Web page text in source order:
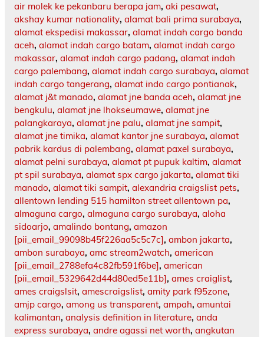
air molek ke pekanbaru berapa jam, aki pesawat,
akshay kumar nationality, alamat bali prima surabaya,
alamat ekspedisi makassar, alamat indah cargo banda
aceh, alamat indah cargo batam, alamat indah cargo
makassar, alamat indah cargo padang, alamat indah
cargo palembang, alamat indah cargo surabaya, alamat
indah cargo tangerang, alamat indo cargo pontianak,
alamat j&t manado, alamat jne banda aceh, alamat jne
bengkulu, alamat jne lhokseumawe, alamat jne
palangkaraya, alamat jne palu, alamat jne sampit,
alamat jne timika, alamat kantor jne surabaya, alamat
pabrik kardus di palembang, alamat paxel surabaya,
alamat pelni surabaya, alamat pt pupuk kaltim, alamat
pt spil surabaya, alamat spx cargo jakarta, alamat tiki
manado, alamat tiki sampit, alexandria craigslist pets,
allentown lending 515 hamilton street allentown pa,
almaguna cargo, almaguna cargo surabaya, aloha
sidoarjo, amalindo bontang, amazon
[pii_email_99098b45f226aa5c5c7c], ambon jakarta,
ambon surabaya, amc stream2watch, american
[pii_email_2788efa4c82fb591f6be], american
[pii_email_5329642d44d80ed5e11b], ames craiglist,
ames craigslsit, amescraigslist, amity park f95zone,
amjp cargo, among us transparent, ampah, amuntai
kalimantan, analysis definition in literature, anda
express surabaya, andre agassi net worth, angkutan